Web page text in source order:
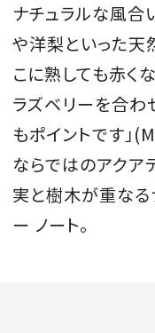
ナチュラルな風合
や洋梨といった天
こに熟しても赤く
ラズベリーを合わ
もポイントです」
ならではのアクア
実と樹木が重なる
ー ノート。